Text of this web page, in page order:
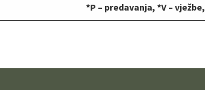
*P – predavanja, *V –